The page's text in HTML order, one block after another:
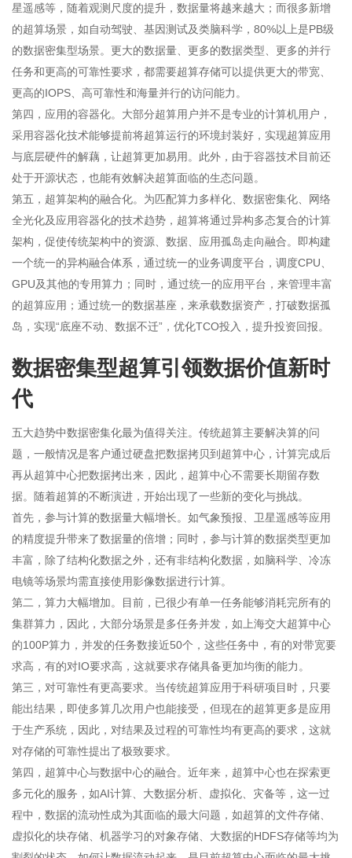
星遥感等，随着观测尺度的提升，数据量将越来越大；而很多新增
的超算场景，如自动驾驶、基因测试及类脑科学，80%以上是PB级
的数据密集型场景。更大的数据量、更多的数据类型、更多的并行
任务和更高的可靠性要求，都需要超算存储可以提供更大的带宽、
更高的IOPS、高可靠性和海量并行的访问能力。
第四，应用的容器化。大部分超算用户并不是专业的计算机用户，
采用容器化技术能够提前将超算运行的环境封装好，实现超算应用
与底层硬件的解藕，让超算更加易用。此外，由于容器技术目前还
处于开源状态，也能有效解决超算面临的生态问题。
第五，超算架构的融合化。为匹配算力多样化、数据密集化、网络
全光化及应用容器化的技术趋势，超算将通过异构多态复合的计算
架构，促使传统架构中的资源、数据、应用孤岛走向融合。即构建
一个统一的异构融合体系，通过统一的业务调度平台，调度CPU、
GPU及其他的专用算力；同时，通过统一的应用平台，来管理丰富
的超算应用；通过统一的数据基座，来承载数据资产，打破数据孤
岛，实现“底座不动、数据不迁”，优化TCO投入，提升投资回报。
数据密集型超算引领数据价值新时
代
五大趋势中数据密集化最为值得关注。传统超算主要解决算的问
题，一般情况是客户通过硬盘把数据拷贝到超算中心，计算完成后
再从超算中心把数据拷出来，因此，超算中心不需要长期留存数
据。随着超算的不断演进，开始出现了一些新的变化与挑战。
首先，参与计算的数据量大幅增长。如气象预报、卫星遥感等应用
的精度提升带来了数据量的倍增；同时，参与计算的数据类型更加
丰富，除了结构化数据之外，还有非结构化数据，如脑科学、冷冻
电镜等场景均需直接使用影像数据进行计算。
第二，算力大幅增加。目前，已很少有单一任务能够消耗完所有的
集群算力，因此，大部分场景是多任务并发，如上海交大超算中心
的100P算力，并发的任务数接近50个，这些任务中，有的对带宽要
求高，有的对IO要求高，这就要求存储具备更加均衡的能力。
第三，对可靠性有更高要求。当传统超算应用于科研项目时，只要
能出结果，即使多算几次用户也能接受，但现在的超算更多是应用
于生产系统，因此，对结果及过程的可靠性均有更高的要求，这就
对存储的可靠性提出了极致要求。
第四，超算中心与数据中心的融合。近年来，超算中心也在探索更
多元化的服务，如AI计算、大数据分析、虚拟化、灾备等，这一过
程中，数据的流动性成为其面临的最大问题，如超算的文件存储、
虚拟化的块存储、机器学习的对象存储、大数据的HDFS存储等均为